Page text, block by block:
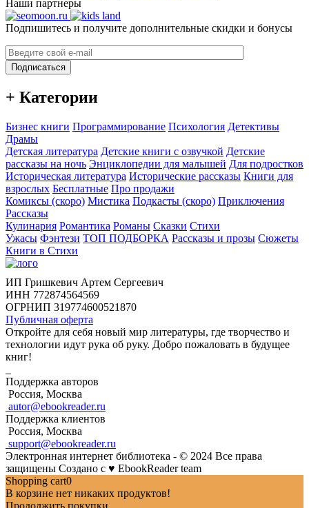
Наши партнеры
Подпишитесь и получите дополнительные скидки и бонусы
Подписаться
+ Категории
Бизнес книги Программирование Психология Детективы
Драмы
Детская литература Детские книги с озвучкой Детские
рассказы на ночь Энциклопедии для малышей Для подростков
Историческая литература Исторические рассказы Книги для
взрослых Бесплатные Про продажи
Комиксы (скоро) Мистика Подкасты (скоро) Приключения
Рассказы
Кулинария Романтика Романы Сказки Стихи
Ужасы Фэнтези ТОП ПОДБОРКА Рассказы и прозы Сюжеты
Книги в Стихи
ИП Гришкевич Артем Сергеевич
ИНН 772874564569
ОГРНИП 319774600521870
Публичная оферта
Откройте для себя новый мир литературы, где творчество и
технологии идут рука об руку. Добро пожаловать в будущее
книг!
Поддержка авторов
Россия, Москва
autor@ebookreader.ru
Поддержка клиентов
Россия, Москва
support@ebookreader.ru
Электронная интернет библиотека - © 2024 Все права
защищены Создано с ♥ EbookReader team
Shopping cart0
В корзине нет никаких продуктов!
Продолжить покупки